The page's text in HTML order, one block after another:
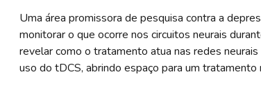
Uma área promissora de pesquisa contra a
monitorar o que ocorre nos circuitos neurais
revelar como o tratamento atua nas redes
uso do tDCS, abrindo espaço para um tratamento